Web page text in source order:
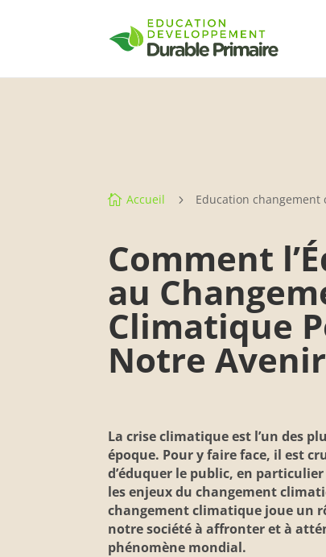
 Accueil 5 Education changement
Comment
au
Climatique
Notre Avenir
Lacrise climatiqueest l’un des
époque. Pour y faire face, il est
d’éduquer le public, en
les enjeux du changement
changement climatique joue un
notre société à affronter et à
phénomène mondial.